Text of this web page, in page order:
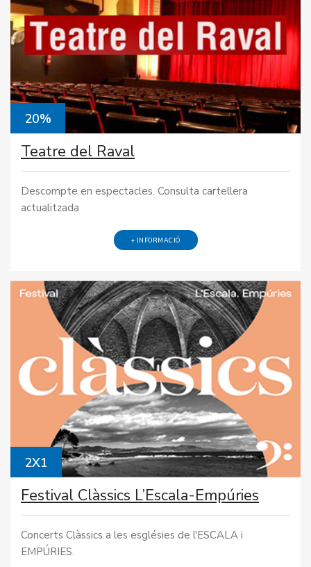
20%
Teatre del Raval
Descompte en espectacles. Consulta cartellera
actualitzada
+ INFORMACIÓ
2X1
Festival Clàssics L’Escala-Empúries
Concerts Clàssics a les esglésies de l'ESCALA i
EMPÚRIES.